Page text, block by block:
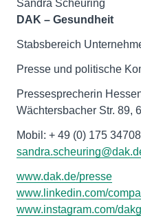
DAK – Gesundheit
Stabsbereich
Presse und politische
Pressesprecherin
Wächtersbacher Str. 89,
www.dak.de/presse
www.linkedin.com/
www.instagram.com/